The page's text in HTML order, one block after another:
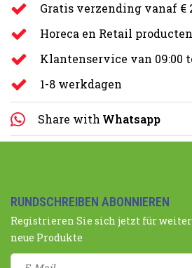
Gratis verzending vanaf €
Horeca en Retail producten
Klantenservice van 09:00
1-8 werkdagen
Share with Whatsapp
RUNDSCHREIBEN ABONNIEREN
Registrieren Sie sich jetzt für
neue Produkte